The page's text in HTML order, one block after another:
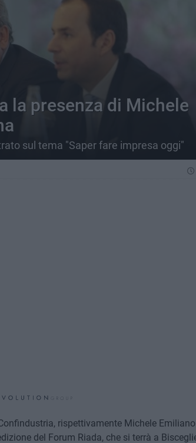
la presenza di Michele
sul tema "Saper fare impresa oggi"
rispettivamente Michele
del Forum Riada, che si terrà a